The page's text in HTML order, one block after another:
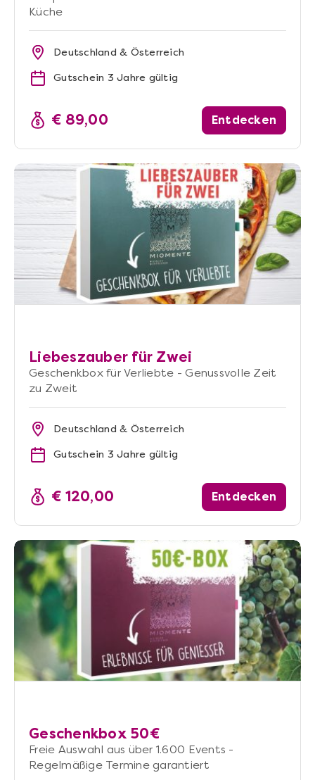
Küche
Deutschland & Österreich
Gutschein 3 Jahre gültig
€ 89,00 Entdecken
Liebeszauber für Zwei
Geschenkbox für Verliebte - Genussvolle Zeit
zu Zweit
Deutschland & Österreich
Gutschein 3 Jahre gültig
€ 120,00 Entdecken
Geschenkbox 50€
Freie Auswahl aus über 1.600 Events -
Regelmäßige Termine garantiert